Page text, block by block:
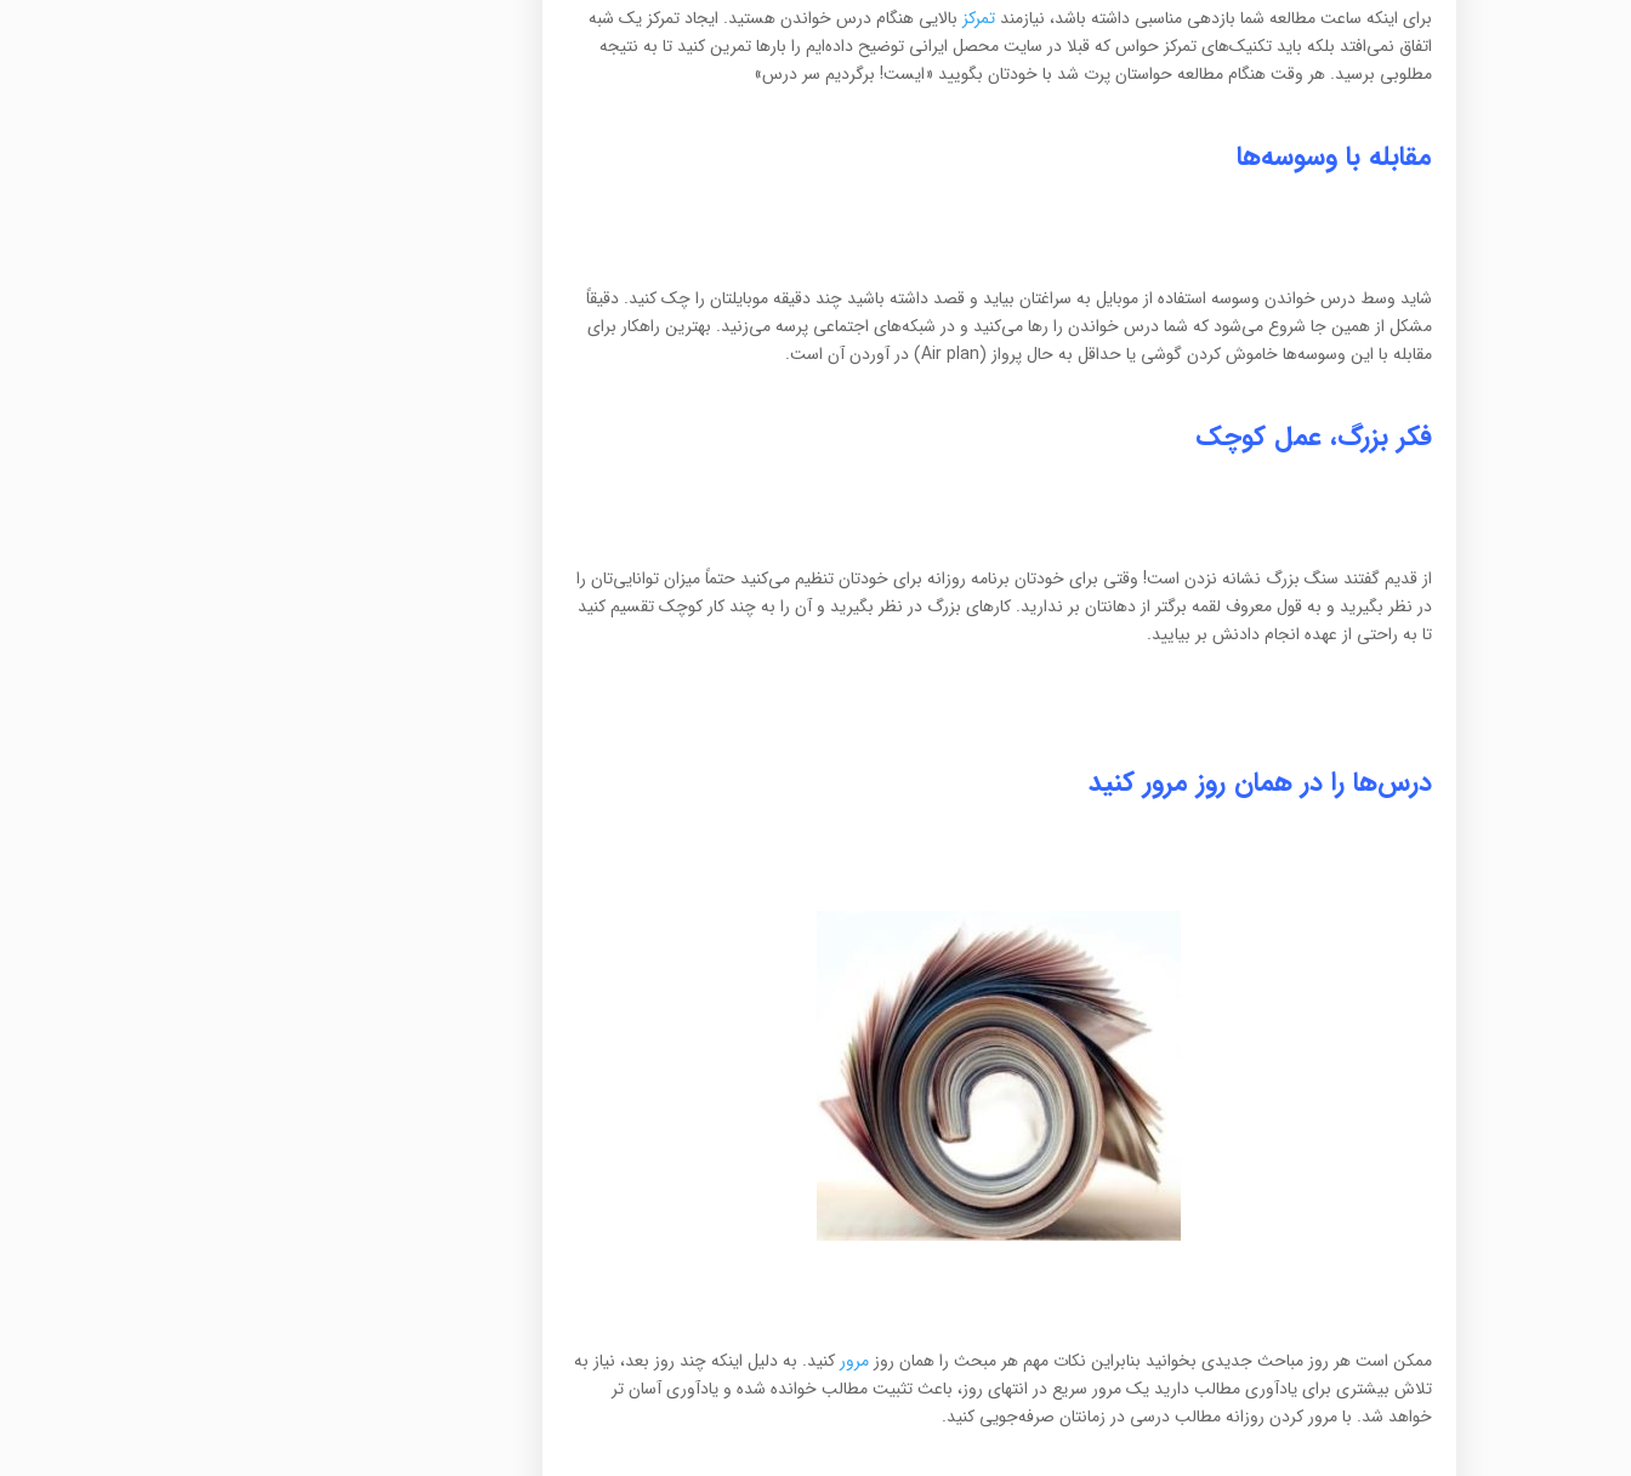
برای اینکه ساعت مطالعه شما بازدهی مناسبی داشته باشد، نیازمندتمرکز بالایی هنگام درس خواندن هستید. ایجاد تمرکز یک شبه
اتفاق نمی‌افتد بلکه باید تکنیک‌های تمرکز حواس که قبلا در سایت محصل ایرانی توضیح داده‌ایم را بارها تمرین کنید تا به نتیجه
مطلوبی برسید. هر وقت هنگام مطالعه حواستان پرت شد با خودتان بگویید «ایست! برگردیم سر درس»
مقابله با وسوسه‌ها
شاید وسط درس خواندن وسوسه استفاده از موبایل به سراغتان بیاید و قصد داشته باشید چند دقیقه موبایلتان را چک کنید. دقیقاً
مشکل از همین جا شروع می‌شود که شما درس خواندن را رها می‌کنید و در شبکه‌های اجتماعی پرسه می‌زنید. بهترین راهکار برای
مقابله با این وسوسه‌ها خاموش کردن گوشی یا حداقل به حال پرواز (Air plan) در آوردن آن است.
فکر بزرگ، عمل کوچک
از قدیم گفتند سنگ بزرگ نشانه نزدن است! وقتی برای خودتان برنامه روزانه برای خودتان تنظیم می‌کنید حتماً میزان توانایی‌تان را
در نظر بگیرید و به قول معروف لقمه برگتر از دهانتان بر ندارید. کارهای بزرگ در نظر بگیرید و آن را به چند کار کوچک تقسیم کنید
تا به راحتی از عهده انجام دادنش بر بیایید.
درس‌ها را در همان روز مرور کنید
ممکن است هر روز مباحث جدیدی بخوانید بنابراین نکات مهم هر مبحث را همان روزمرور کنید. به دلیل اینکه چند روز بعد، نیاز به
تلاش بیشتری برای یادآوری مطالب دارید یک مرور سریع در انتهای روز، باعث تثبیت مطالب خوانده شده و یادآوری آسان تر
خواهد شد. با مرور کردن روزانه مطالب درسی در زمانتان صرفه‌جویی کنید.